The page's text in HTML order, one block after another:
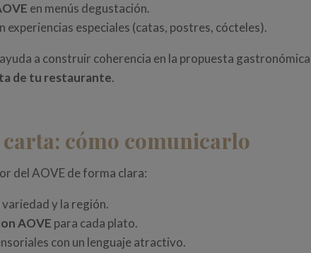
en menús degustación.
experiencias especiales (catas, postres, cócteles).
a construir coherencia en la propuesta
de tu restaurante.
carta: cómo comunicarlo
del AOVE de forma clara:
y la región.
AOVE para cada plato.
con un lenguaje atractivo.